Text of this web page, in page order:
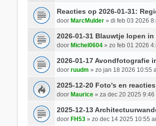
Reacties op 2026-01-31:
door MarcMulder» di feb 03 2026
2026-01-31 Blauwtje lopen in
door Michel0604» zo feb 01 2026
2026-01-17 Avondfotografie
door ruudm » zo jan 18 2026 10:55
2025-12-20 Foto's en
door Maurice» za dec 20 2025 9:46
2025-12-13
door FH53» zo dec 14 2025 10:55